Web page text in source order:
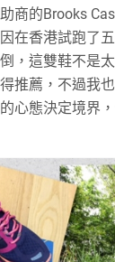
商的Brooks
在香港試跑了
，這雙鞋不是
推薦，不過我
心態決定境界